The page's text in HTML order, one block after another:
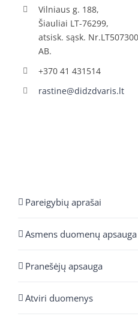
Vilniaus g. 188,
Šiauliai LT-76299,
atsisk. sąsk.
AB.
+370 41 431514
rastine@didzdvaris.lt
Pareigybių aprašai
Asmens duomenų apsauga
Pranešėjų apsauga
Atviri duomenys